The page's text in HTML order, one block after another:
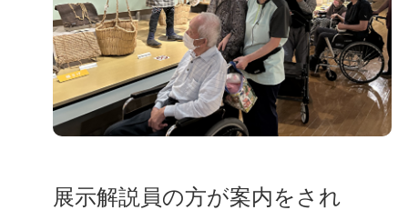
展示解説員の方が案内をされ